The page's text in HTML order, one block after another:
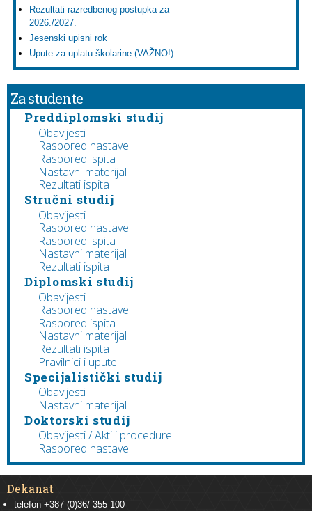
Rezultati razredbenog postupka za
2026./2027.
Jesenski upisni rok
Upute za uplatu školarine (VAŽNO!)
Za studente
Preddiplomski studij
Obavijesti
Raspored nastave
Raspored ispita
Nastavni materijal
Rezultati ispita
Stručni studij
Obavijesti
Raspored nastave
Raspored ispita
Nastavni materijal
Rezultati ispita
Diplomski studij
Obavijesti
Raspored nastave
Raspored ispita
Nastavni materijal
Rezultati ispita
Pravilnici i upute
Specijalistički studij
Obavijesti
Nastavni materijal
Doktorski studij
Obavijesti / Akti i procedure
Raspored nastave
Dekanat
telefon +387 (0)36/ 355-100